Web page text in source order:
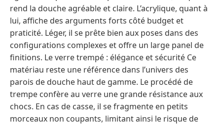
rend la douche agréable et claire. L’acrylique, quant à
lui, affiche des arguments forts côté budget et
praticité. Léger, il se prête bien aux poses dans des
configurations complexes et offre un large panel de
finitions. Le verre trempé : élégance et sécurité Ce
matériau reste une référence dans l’univers des
parois de douche haut de gamme. Le procédé de
trempe confère au verre une grande résistance aux
chocs. En cas de casse, il se fragmente en petits
morceaux non coupants, limitant ainsi le risque de